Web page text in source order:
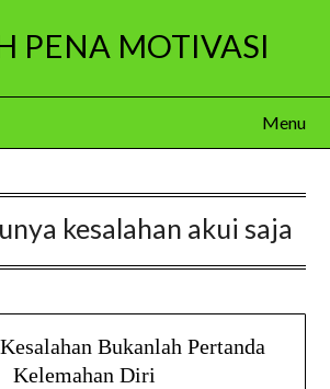
PENA MOTIVASI
Menu
kesalahan akui saja
Bukanlah Pertanda
Kelemahan Diri